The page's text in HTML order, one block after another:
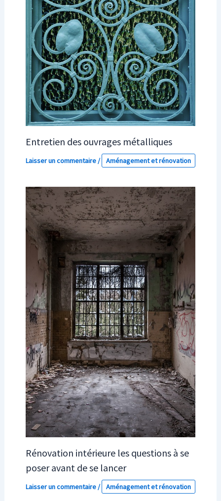
Entretien des ouvrages métalliques
Laisser un commentaire/ Aménagement et rénovation
Rénovation intérieure les questions à se
poser avant de se lancer
Laisser un commentaire/ Aménagement et rénovation